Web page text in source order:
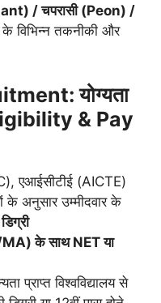
/ चपरासी (Peon) /
के विभिन्न तकनीकी और
योग्यता
& Pay
एआईसीटीई (AICTE)
के अनुसार उम्मीदवार के
के साथ NET या
प्राप्त विश्वविद्यालय से